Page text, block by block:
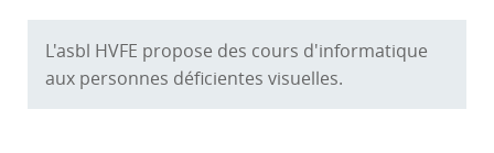
L'asbl HVFE propose des cours d'informatique
aux personnes déficientes visuelles.